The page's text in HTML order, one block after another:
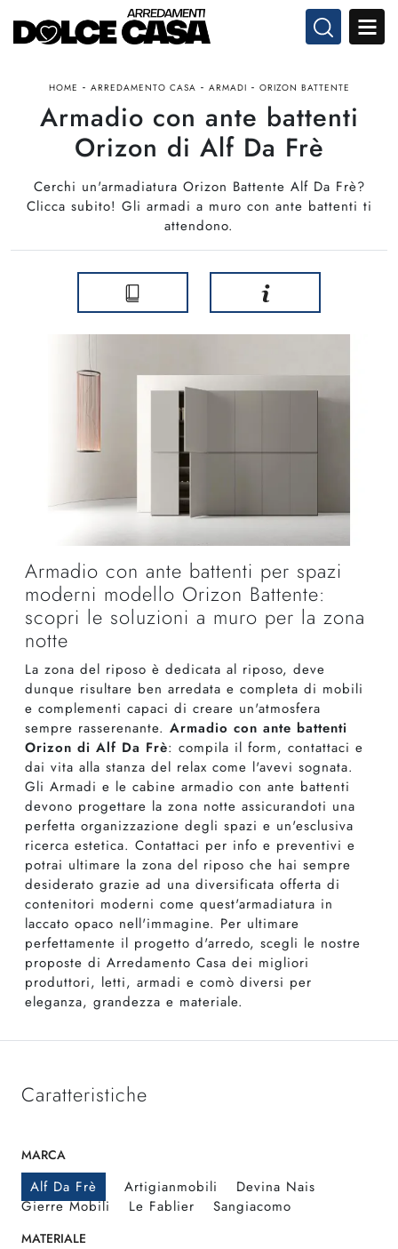
HOME - ARREDAMENTO CASA - ARMADI - ORIZON BATTENTE
Armadio con ante battenti
Orizon di Alf Da Frè
Cerchi un'armadiatura Orizon Battente Alf Da Frè?
Clicca subito! Gli armadi a muro con ante battenti ti
attendono.
Armadio con ante battenti per spazi
moderni modello Orizon Battente:
scopri le soluzioni a muro per la zona
notte
La zona del riposo è dedicata al riposo, deve
dunque risultare ben arredata e completa di mobili
e complementi capaci di creare un'atmosfera
sempre rasserenante. Armadio con ante battenti
Orizon di Alf Da Frè: compila il form, contattaci e
dai vita alla stanza del relax come l'avevi sognata.
Gli Armadi e le cabine armadio con ante battenti
devono progettare la zona notte assicurandoti una
perfetta organizzazione degli spazi e un'esclusiva
ricerca estetica. Contattaci per info e preventivi e
potrai ultimare la zona del riposo che hai sempre
desiderato grazie ad una diversificata offerta di
contenitori moderni come quest'armadiatura in
laccato opaco nell'immagine. Per ultimare
perfettamente il progetto d'arredo, scegli le nostre
proposte di Arredamento Casa dei migliori
produttori, letti, armadi e comò diversi per
eleganza, grandezza e materiale.
Caratteristiche
MARCA
Alf Da Frè Artigianmobili
Devina Nais
Gierre Mobili
Le Fablier Sangiacomo
MATERIALE